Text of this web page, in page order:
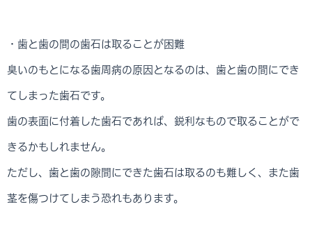
・歯と歯の間の歯石は取ることが困難
臭いのもとになる歯周病の原因となるのは、歯と歯の間にでき
てしまった歯石です。
歯の表面に付着した歯石であれば、鋭利なもので取ることがで
きるかもしれません。
ただし、歯と歯の隙間にできた歯石は取るのも難しく、また歯
茎を傷つけてしまう恐れもあります。